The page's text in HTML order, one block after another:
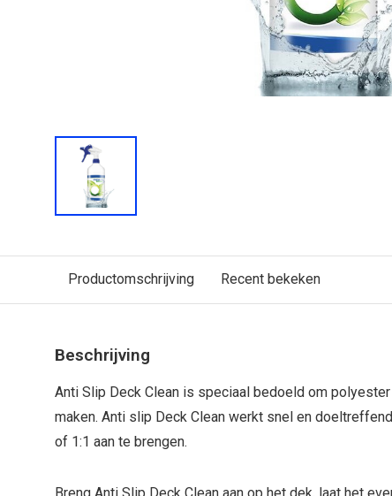
Productomschrijving Recent bekeken
Beschrijving
Anti Slip Deck Clean is speciaal bedoeld om
maken. Anti slip Deck Clean werkt snel en
of 1:1 aan te brengen.